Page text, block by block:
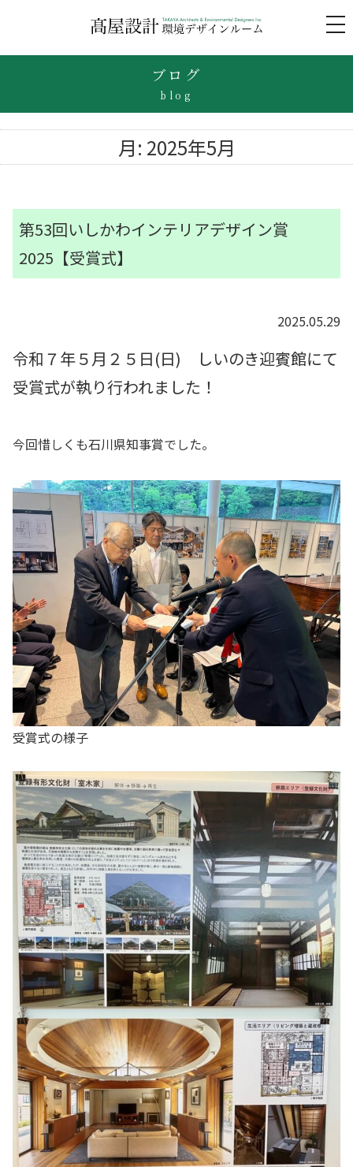
ブログ
blog
月: 2025年5月
第53回いしかわインテリアデザイン賞
2025【受賞式】
2025.05.29
令和７年５月２５日(日) しいのき迎賓館にて
受賞式が執り行われました！
今回惜しくも石川県知事賞でした。
受賞式の様子